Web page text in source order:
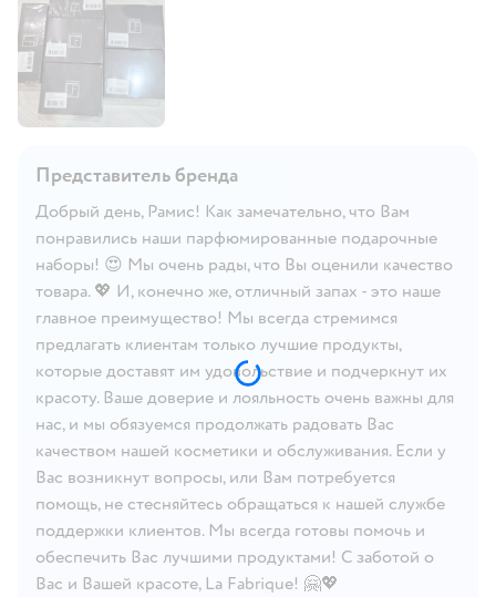
Представитель бренда
Добрый день, Рамис! Как замечательно, что Вам
понравились наши парфюмированные подарочные
наборы! 😍 Мы очень рады, что Вы оценили качество
товара. 💖 И, конечно же, отличный запах - это наше
главное преимущество! Мы всегда стремимся
предлагать клиентам только лучшие продукты,
которые доставят им удовольствие и подчеркнут их
красоту. Ваше доверие и лояльность очень важны для
нас, и мы обязуемся продолжать радовать Вас
качеством нашей косметики и обслуживания. Если у
Вас возникнут вопросы, или Вам потребуется
помощь, не стесняйтесь обращаться к нашей службе
поддержки клиентов. Мы всегда готовы помочь и
обеспечить Вас лучшими продуктами! С заботой о
Вас и Вашей красоте, La Fabrique! 🤗💖